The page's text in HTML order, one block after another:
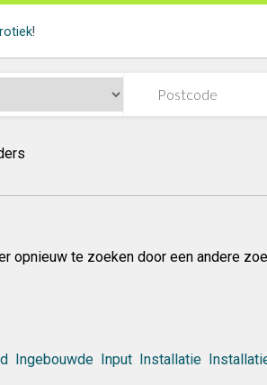
!
opnieuw te zoeken door een andere
Ingebouwde Input Installatie